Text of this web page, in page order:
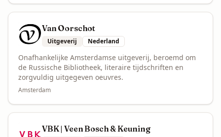
Van Oorschot
Uitgeverij Nederland
Onafhankelijke Amsterdamse uitgeverij, beroemd om
de Russische Bibliotheek, literaire tijdschriften en
zorgvuldig uitgegeven oeuvres.
Amsterdam
VBK | Veen Bosch & Keuning